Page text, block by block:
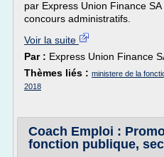
par Express Union Finance
concours administratifs.
Voir la suite
Par : Express Union Finance
Thèmes liés : ministere de la
2018
Coach Emploi :
fonction publique,